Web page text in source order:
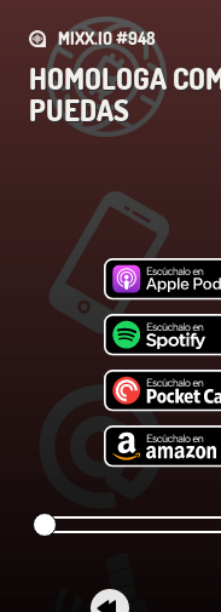
MIXX.IO #948
HOMOLOGA
PUEDAS